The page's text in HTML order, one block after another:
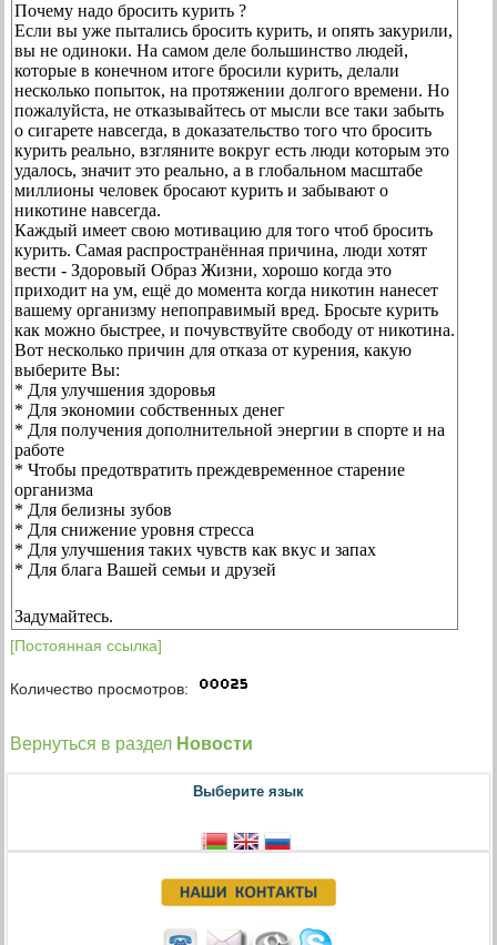
Почему надо бросить курить ?
Если вы уже пытались бросить курить, и опять закурили,
вы не одиноки. На самом деле большинство людей,
которые в конечном итоге бросили курить, делали
несколько попыток, на протяжении долгого времени. Но
пожалуйста, не отказывайтесь от мысли все таки забыть
о сигарете навсегда, в доказательство того что бросить
курить реально, взгляните вокруг есть люди которым это
удалось, значит это реально, а в глобальном масштабе
миллионы человек бросают курить и забывают о
никотине навсегда.
Каждый имеет свою мотивацию для того чтоб бросить
курить. Самая распространённая причина, люди хотят
вести - Здоровый Образ Жизни, хорошо когда это
приходит на ум, ещё до момента когда никотин нанесет
вашему организму непоправимый вред. Бросьте курить
как можно быстрее, и почувствуйте свободу от никотина.
Вот несколько причин для отказа от курения, какую
выберите Вы:
* Для улучшения здоровья
* Для экономии собственных денег
* Для получения дополнительной энергии в спорте и на
работе
* Чтобы предотвратить преждевременное старение
организма
* Для белизны зубов
* Для снижение уровня стресса
* Для улучшения таких чувств как вкус и запах
* Для блага Вашей семьи и друзей
Задумайтесь.
[Постоянная ссылка]
Количество просмотров:
Вернуться в раздел Новости
Выберите язык